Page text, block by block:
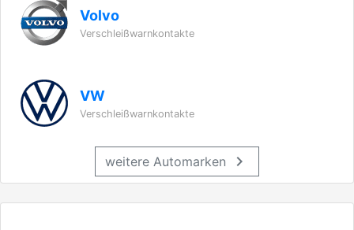
Volvo
Verschleißwarnkontakte
VW
Verschleißwarnkontakte
weitere Automarken chevron_right